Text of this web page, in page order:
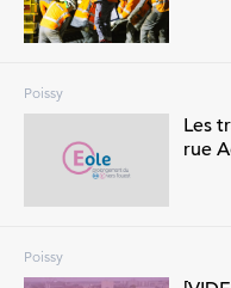
Poissy
Les
rue
Poissy